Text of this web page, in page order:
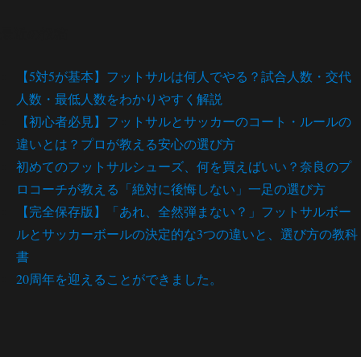
【5対5が基本】フットサルは何人でやる？試合人数・交代
人数・最低人数をわかりやすく解説
【初心者必見】フットサルとサッカーのコート・ルールの
違いとは？プロが教える安心の選び方
初めてのフットサルシューズ、何を買えばいい？奈良のプ
ロコーチが教える「絶対に後悔しない」一足の選び方
【完全保存版】「あれ、全然弾まない？」フットサルボー
ルとサッカーボールの決定的な3つの違いと、選び方の教科
書
20周年を迎えることができました。